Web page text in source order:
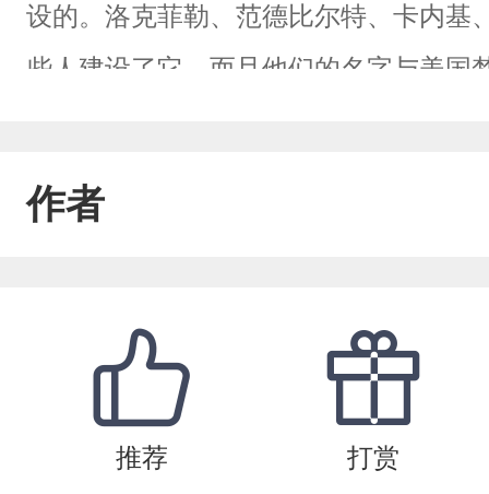
设的。洛克菲勒、范德比尔特、卡内基
些人建设了它，而且他们的名字与美国
屎-马克·吐温
作者
推荐 打赏